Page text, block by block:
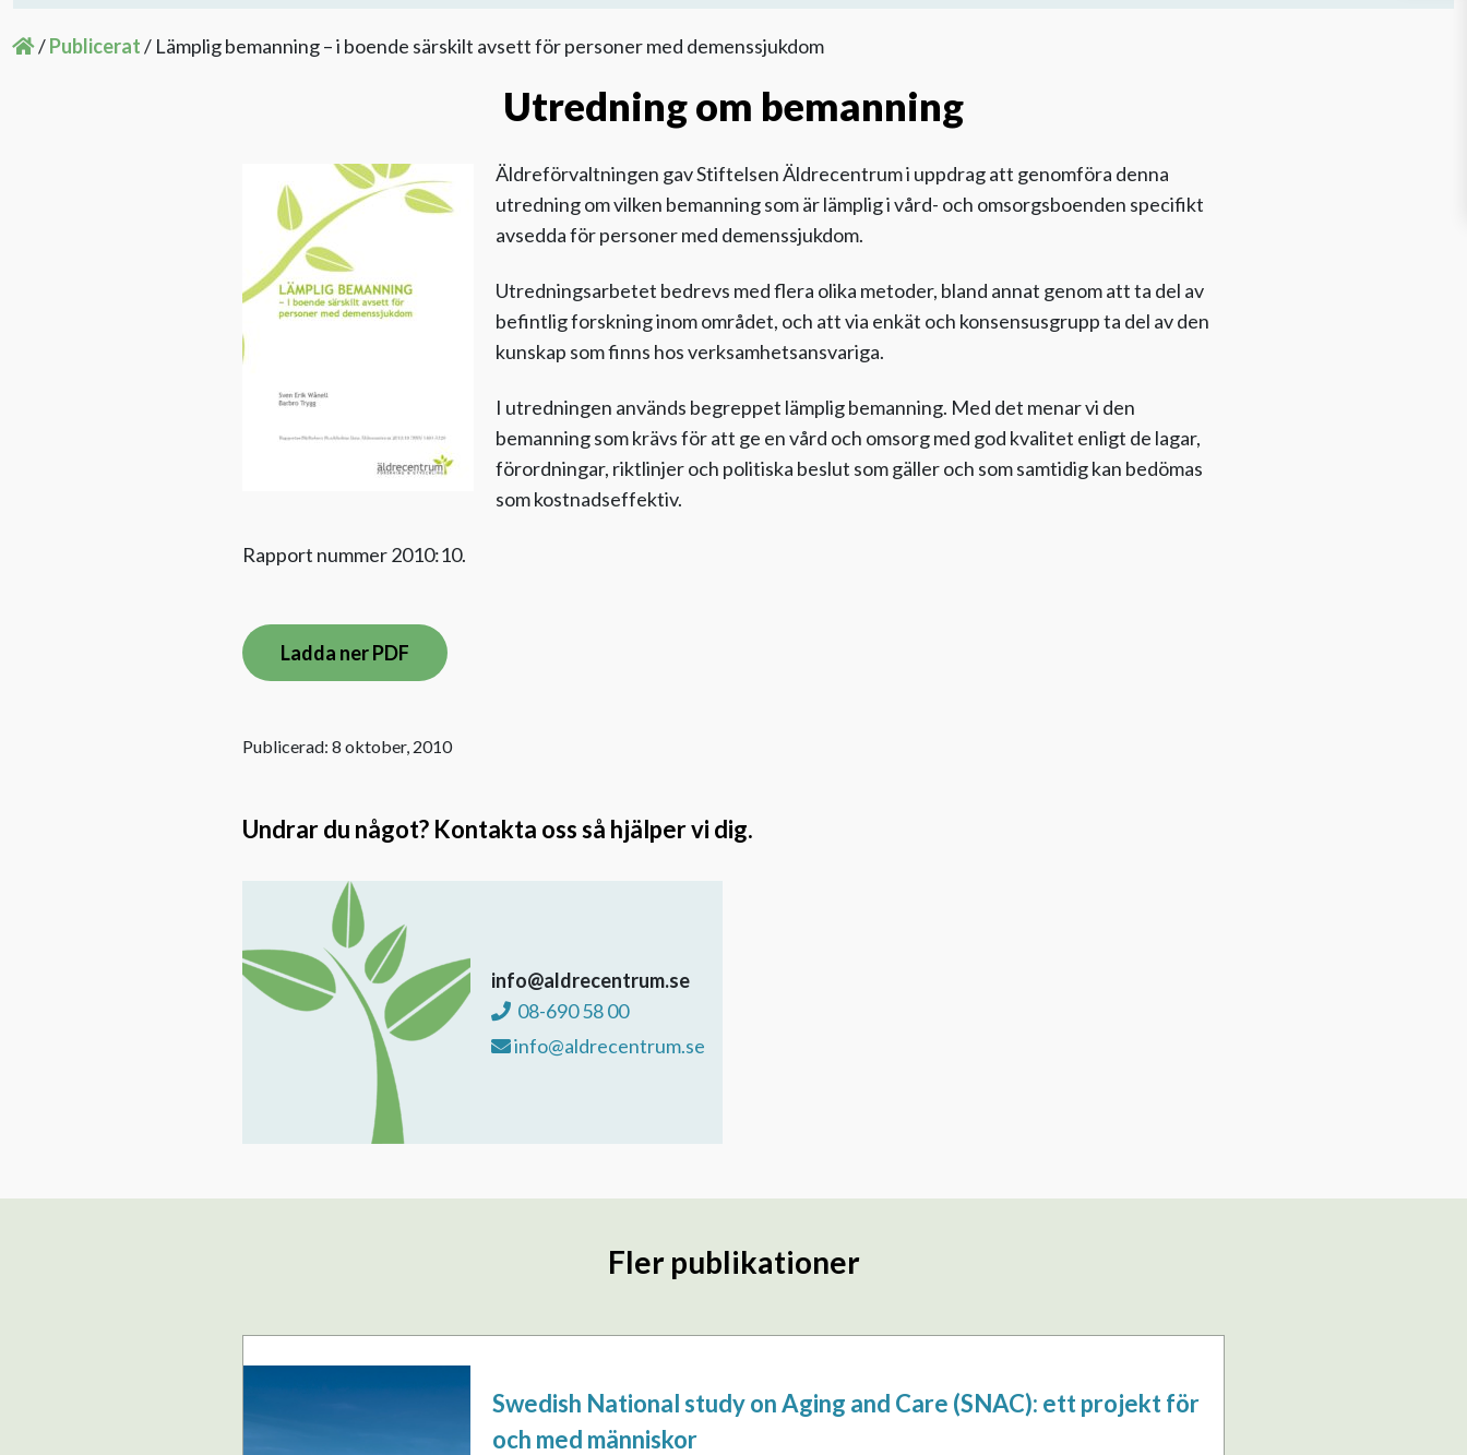
/Publicerat/ Lämplig bemanning – i boende särskilt avsett för personer med demenssjukdom
Utredning om bemanning
Äldreförvaltningen gav Stiftelsen Äldrecentrum i uppdrag att genomföra denna
utredning om vilken bemanning som är lämplig i vård- och omsorgsboenden specifikt
avsedda för personer med demenssjukdom.
Utredningsarbetet bedrevs med flera olika metoder, bland annat genom att ta del av
befintlig forskning inom området, och att via enkät och konsensusgrupp ta del av den
kunskap som finns hos verksamhetsansvariga.
I utredningen används begreppet lämplig bemanning. Med det menar vi den
bemanning som krävs för att ge en vård och omsorg med god kvalitet enligt de lagar,
förordningar, riktlinjer och politiska beslut som gäller och som samtidig kan bedömas
som kostnadseffektiv.
Rapport nummer 2010:10.
Ladda ner PDF
Publicerad: 8 oktober, 2010
Undrar du något? Kontakta oss så hjälper vi dig.
info@aldrecentrum.se
08-690 58 00
info@aldrecentrum.se
Fler publikationer
Swedish National study on Aging and Care (SNAC): ett projekt för
och med människor